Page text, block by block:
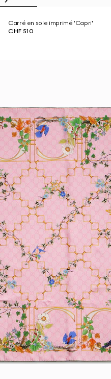
Carré en soie imprimé 'Capri'
CHF 510